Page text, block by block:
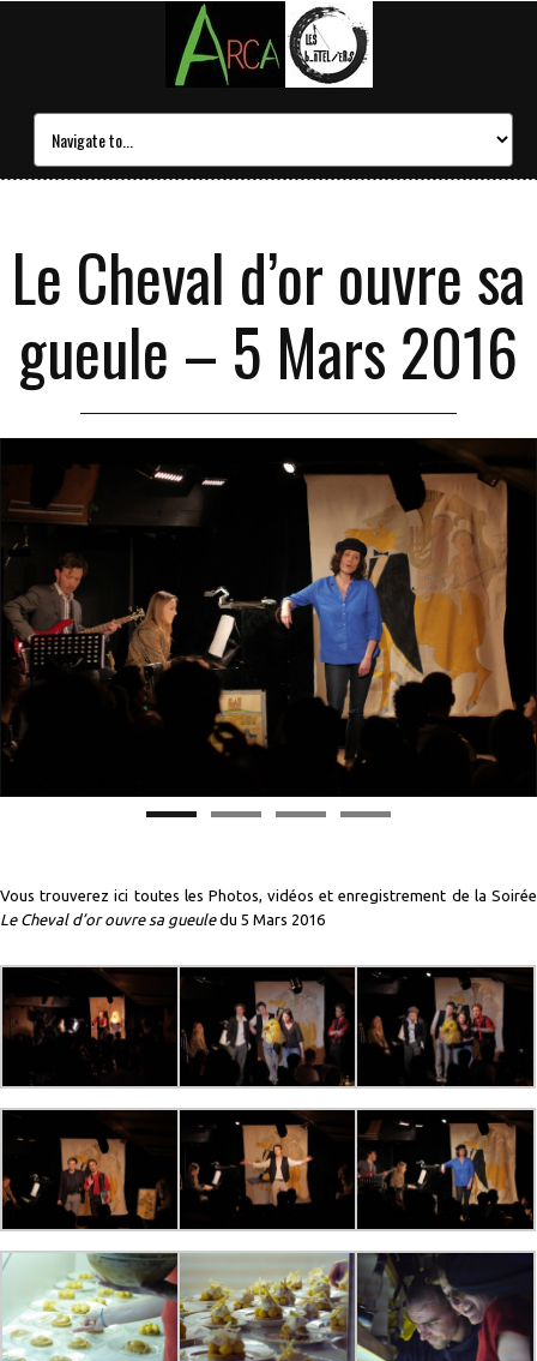
Le Cheval d’or ouvre sa
gueule – 5 Mars 2016
Vous trouverez ici toutes les Photos, vidéos et enregistrement de la Soirée
Le Cheval d’or ouvre sa gueuledu 5 Mars 2016